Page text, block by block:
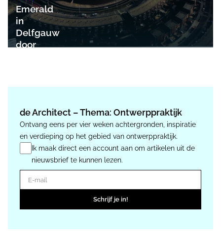
Emerald
in
Delfgauw
door
de Architect – Thema: Ontwerppraktijk
Ontvang eens per vier weken achtergronden, inspiratie
en verdieping op het gebied van ontwerppraktijk.
Ik maak direct een account aan om artikelen uit de
nieuwsbrief te kunnen lezen.
E-mail
Schrijf je in!